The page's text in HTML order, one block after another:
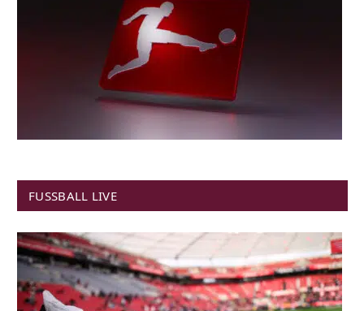
FUSSBALL LIVE